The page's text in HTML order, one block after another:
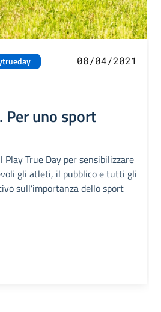
08/04/2021
Per uno sport
True Day per sensibilizzare
gli atleti, il pubblico e tutti gli
sull’importanza dello sport